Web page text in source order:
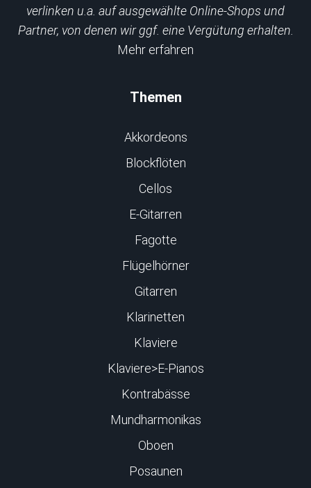
verlinken u.a. auf ausgewählte Online-Shops und
Partner, von denen wir ggf. eine Vergütung erhalten.
Mehr erfahren
Themen
Akkordeons
Blockflöten
Cellos
E-Gitarren
Fagotte
Flügelhörner
Gitarren
Klarinetten
Klaviere
Klaviere>E-Pianos
Kontrabässe
Mundharmonikas
Oboen
Posaunen